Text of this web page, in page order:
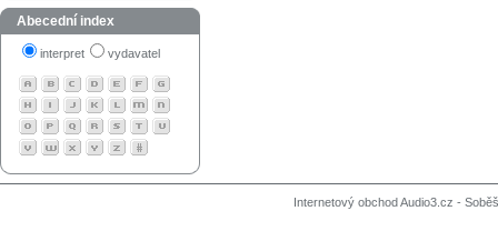
Abecední index
interpret vydavatel
Internetový obchod Audio3.cz -